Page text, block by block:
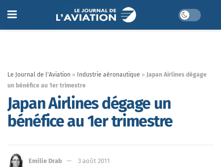
Le Journal de l'Aviation » Industrie aéronautique » Japan Airlines dégage
un bénéfice au 1er trimestre
Japan Airlines dégage un
bénéfice au 1er trimestre
Emilie Drab 3 août 2011